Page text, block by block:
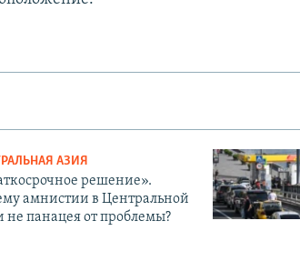
АЗИЯ
решение».
амнистии в Центральной
не панацея от проблемы?